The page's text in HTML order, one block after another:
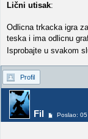
Lični utisak:
Odlicna trkacka igra
teska i ima odlicnu
Isprobajte u svakom
Profil
Fil Poslao: